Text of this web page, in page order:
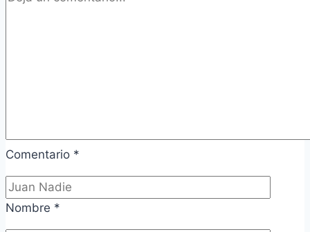
Comentario *
Nombre *